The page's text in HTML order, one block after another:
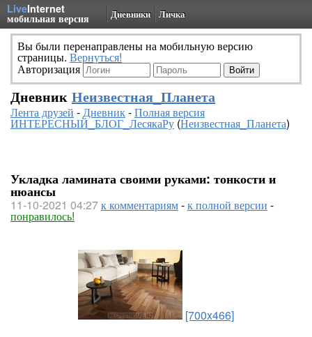
LiveInternet
мобильная версия Дневники Личка
Вы были перенаправлены на мобильную версию
страницы. Вернуться!
Авторизация
Дневник Неизвестная_Планета
Лента друзей -Дневник-Полная версия
ИНТЕРЕСНЫЙ_БЛОГ_ЛесякаРу(Неизвестная_Планета)
Укладка ламината своими руками: тонкости и
нюансы
11-10-2021 04:27к комментариям-к полной версии -
понравилось!
[700x466]